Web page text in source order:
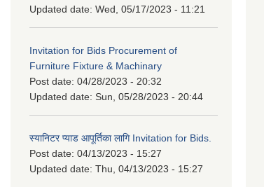
Updated date: Wed, 05/17/2023 - 11:21
Invitation for Bids Procurement of
Furniture Fixture & Machinary
Post date: 04/28/2023 - 20:32
Updated date: Sun, 05/28/2023 - 20:44
स्यानिटर प्याड आपूर्तिका लागि Invitation for Bids.
Post date: 04/13/2023 - 15:27
Updated date: Thu, 04/13/2023 - 15:27